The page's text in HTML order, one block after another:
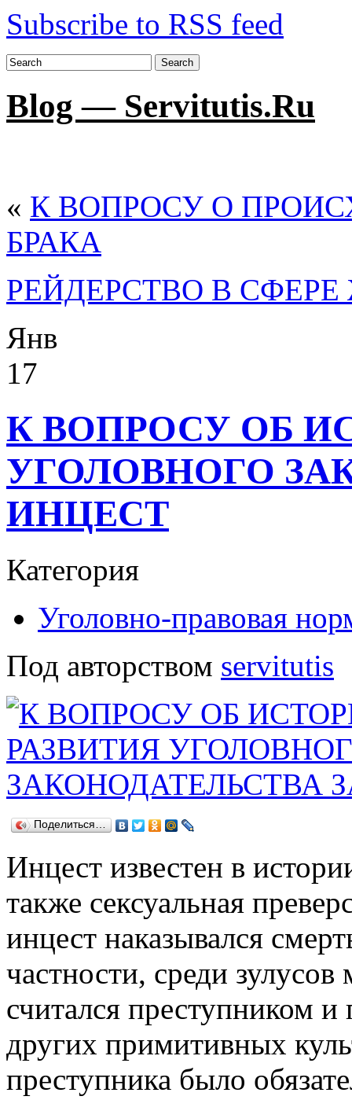
Subscribe to RSS feed
Search
Blog — Servitutis.Ru
« К ВОПРОСУ О
БРАКА
РЕЙДЕРСТВО В
Янв
17
К ВОПРОСУ ОБ
УГОЛОВНОГО
ИНЦЕСТ
Категория
Уголовно-правовая
Под авторством servitutis
Поделиться…
Инцест известен в
также сексуальная
инцест наказывался
частности, среди
считался преступником
других примитивных
преступника было